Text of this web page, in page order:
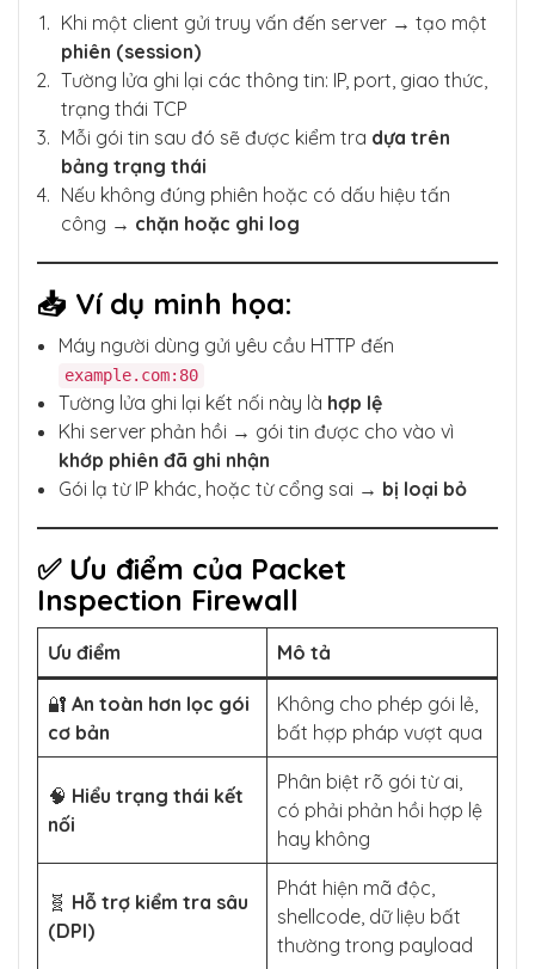
Khi một client gửi truy vấn đến server → tạo một
phiên (session)
Tường lửa ghi lại các thông tin: IP, port, giao thức,
trạng thái TCP
Mỗi gói tin sau đó sẽ được kiểm tra dựa trên
bảng trạng thái
Nếu không đúng phiên hoặc có dấu hiệu tấn
công → chặn hoặc ghi log
📥 Ví dụ minh họa:
Máy người dùng gửi yêu cầu HTTP đến
example.com:80
Tường lửa ghi lại kết nối này là hợp lệ
Khi server phản hồi → gói tin được cho vào vì
khớp phiên đã ghi nhận
Gói lạ từ IP khác, hoặc từ cổng sai → bị loại bỏ
✅ Ưu điểm của Packet
Inspection Firewall
Ưu điểm Mô tả
🔐 An toàn hơn lọc gói
cơ bản
Không cho phép gói lẻ,
bất hợp pháp vượt qua
🧠 Hiểu trạng thái kết
nối
Phân biệt rõ gói từ ai,
có phải phản hồi hợp lệ
hay không
🧬 Hỗ trợ kiểm tra sâu
(DPI)
Phát hiện mã độc,
shellcode, dữ liệu bất
thường trong payload